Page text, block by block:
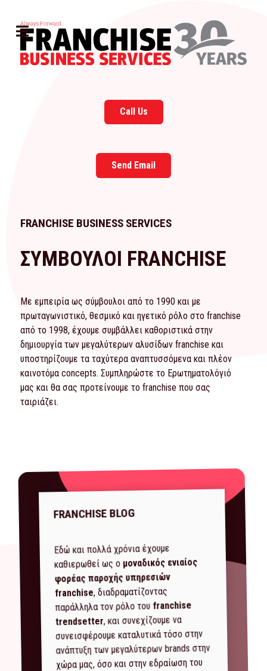
Call Us
Send Email
FRANCHISE BUSINESS SERVICES
ΣΥΜΒΟΥΛΟΙ FRANCHISE
Με εμπειρία ως σύμβουλοι από το 1990 και με
πρωταγωνιστικό, θεσμικό και ηγετικό ρόλο στο franchise
από το 1998, έχουμε συμβάλλει καθοριστικά στην
δημιουργία των μεγαλύτερων αλυσίδων franchise και
υποστηρίζουμε τα ταχύτερα αναπτυσσόμενα και πλέον
καινοτόμα concepts. Συμπληρώστε το Ερωτηματολόγιό
μας και θα σας προτείνουμε το franchise που σας
ταιριάζει.
FRANCHISE BLOG
Εδώ και πολλά χρόνια έχουμε
καθιερωθεί ως ο μοναδικός ενιαίος
φορέας παροχής υπηρεσιών
franchise, διαδραματίζοντας
παράλληλα τον ρόλο του franchise
trendsetter, και συνεχίζουμε να
συνεισφέρουμε καταλυτικά τόσο στην
ανάπτυξη των μεγαλύτερων brands στην
χώρα μας, όσο και στην εδραίωση του